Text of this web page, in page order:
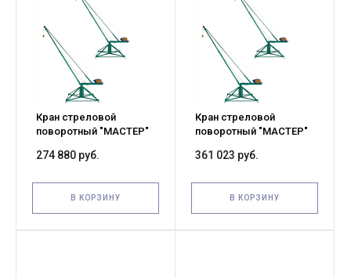
Кран стреловой
поворотный "МАСТЕР"
противовесами
274 880 руб.
В КОРЗИНУ
Кран стреловой
поворотный "МАСТЕР"
противовесами
361 023 руб.
В КОРЗИНУ